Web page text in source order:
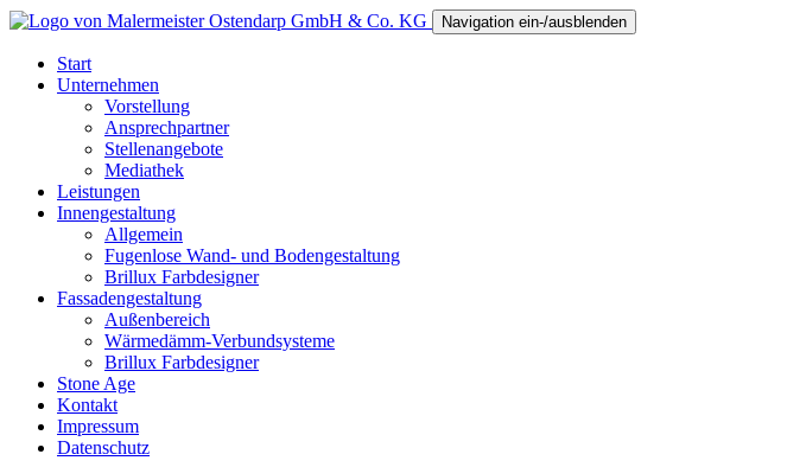
Navigation ein-/ausblenden
Start
Unternehmen
Vorstellung
Ansprechpartner
Stellenangebote
Mediathek
Leistungen
Innengestaltung
Allgemein
Fugenlose Wand- und Bodengestaltung
Brillux Farbdesigner
Fassadengestaltung
Außenbereich
Wärmedämm-Verbundsysteme
Brillux Farbdesigner
Stone Age
Kontakt
Impressum
Datenschutz